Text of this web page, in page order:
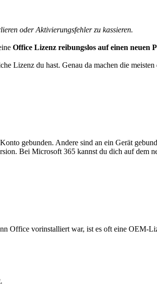
oder Aktivierungsfehler zu kassieren.
Office Lizenz reibungslos auf einen neuen
Lizenz du hast. Genau da machen die
gebunden. Andere sind an ein Gerät
Bei Microsoft 365 kannst du dich auf dem
vorinstalliert war, ist es oft eine OEM-